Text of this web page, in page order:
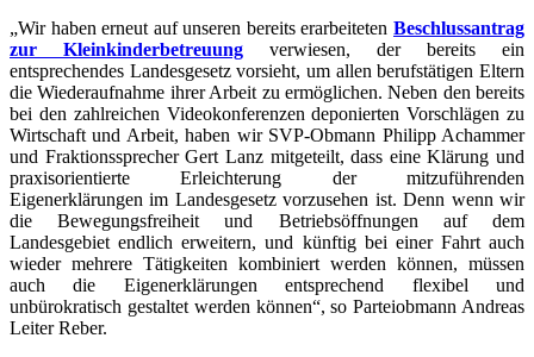
„Wir haben erneut auf unseren bereits erarbeiteten Beschlussantrag
zur Kleinkinderbetreuung verwiesen, der bereits ein
entsprechendes Landesgesetz vorsieht, um allen berufstätigen Eltern
die Wiederaufnahme ihrer Arbeit zu ermöglichen. Neben den bereits
bei den zahlreichen Videokonferenzen deponierten Vorschlägen zu
Wirtschaft und Arbeit, haben wir SVP-Obmann Philipp Achammer
und Fraktionssprecher Gert Lanz mitgeteilt, dass eine Klärung und
praxisorientierte Erleichterung der mitzuführenden
Eigenerklärungen im Landesgesetz vorzusehen ist. Denn wenn wir
die Bewegungsfreiheit und Betriebsöffnungen auf dem
Landesgebiet endlich erweitern, und künftig bei einer Fahrt auch
wieder mehrere Tätigkeiten kombiniert werden können, müssen
auch die Eigenerklärungen entsprechend flexibel und
unbürokratisch gestaltet werden können“, so Parteiobmann Andreas
Leiter Reber.